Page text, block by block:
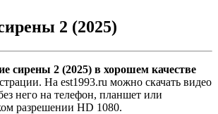
2 (2025)
сирены 2 (2025) в хорошем качестве
На est1993.ru можно скачать видео
него на телефон, планшет или
разрешении HD 1080.